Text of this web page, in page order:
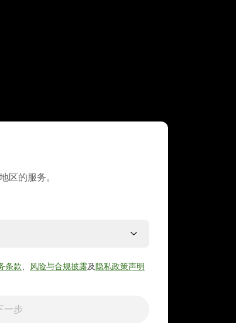
区的服务。
条款 风险与合规披露及 隐私政策声明
一步